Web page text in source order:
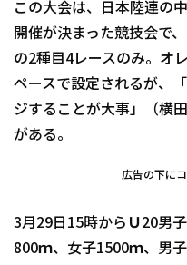
この大会は、日本陸連の
開催が決まった競技会で
の2種目4レースのみ。オ
ペースで設定されるが、
ジすることが大事」（横
がある。
広告の下に
3月29日15時からＵ20男
800ｍ、女子1500ｍ、男